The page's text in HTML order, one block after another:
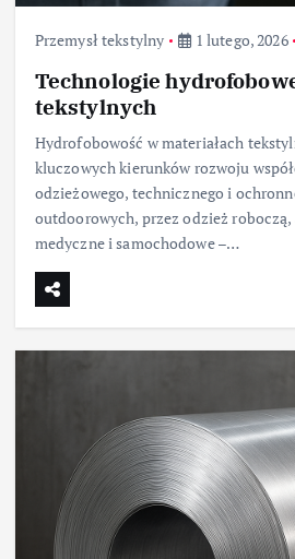
Przemysł tekstylny 1 lutego, 2026
Technologie
tekstylnych
Hydrofobowość w materiałach
kluczowych kierunków rozwoju
odzieżowego, technicznego i
outdoorowych, przez odzież
medyczne i samochodowe –…